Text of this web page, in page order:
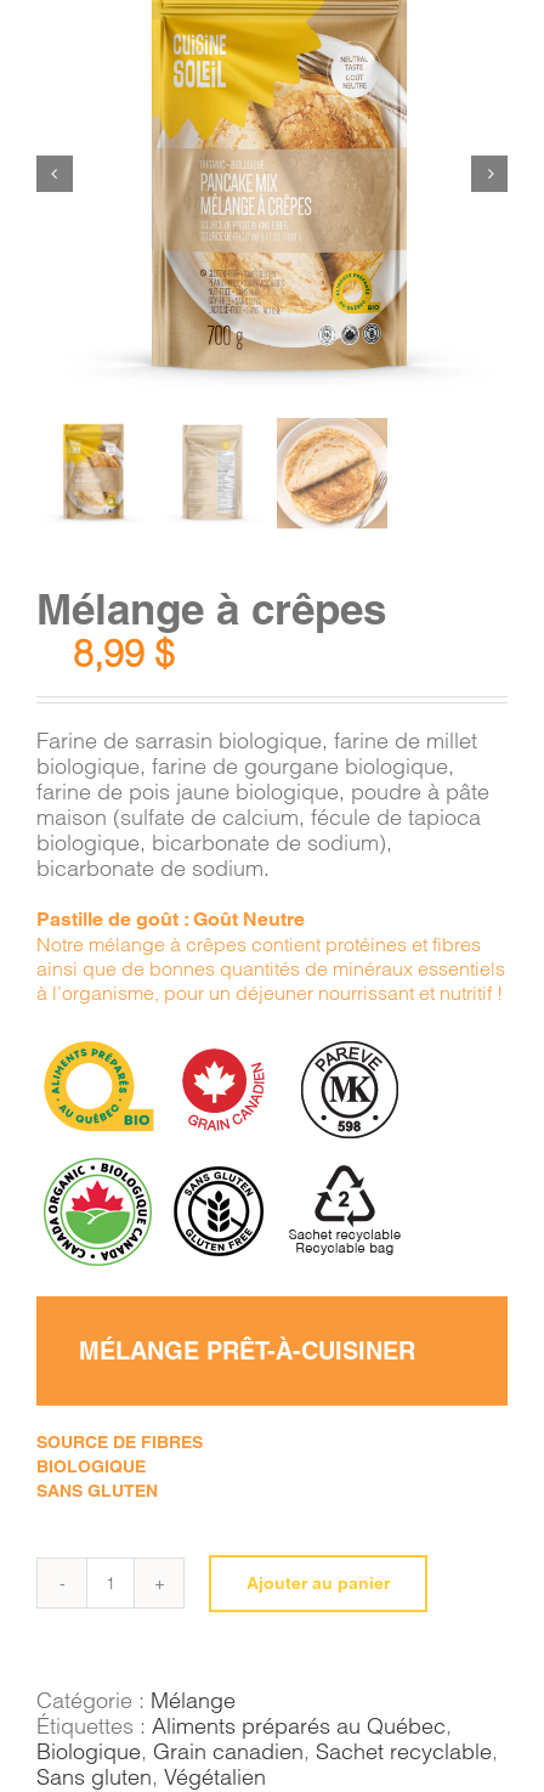
PANIER
EN
Mélange à crêpes
8,99 $
Farine de sarrasin biologique, farine de millet
biologique, farine de gourgane biologique,
farine de pois jaune biologique, poudre à pâte
maison (sulfate de calcium, fécule de tapioca
biologique, bicarbonate de sodium),
bicarbonate de sodium.
Pastille de goût : Goût Neutre
Notre mélange à crêpes contient protéines et fibres
ainsi que de bonnes quantités de minéraux essentiels
à l’organisme, pour un déjeuner nourrissant et nutritif !
MÉLANGE PRÊT-À-CUISINER
SOURCE DE FIBRES
BIOLOGIQUE
SANS GLUTEN
quantité
crêpes
Ajouter au panier
Catégorie : Mélange
Étiquettes : Aliments préparés au Québec,
Biologique, Grain canadien, Sachet recyclable,
Sans gluten, Végétalien